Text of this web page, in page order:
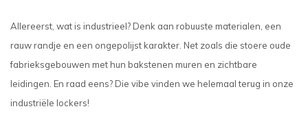
Allereerst, wat is industrieel? Denk aan robuuste materialen, een
rauw randje en een ongepolijst karakter. Net zoals die stoere oude
fabrieksgebouwen met hun bakstenen muren en zichtbare
leidingen. En raad eens? Die vibe vinden we helemaal terug in onze
industriële lockers!